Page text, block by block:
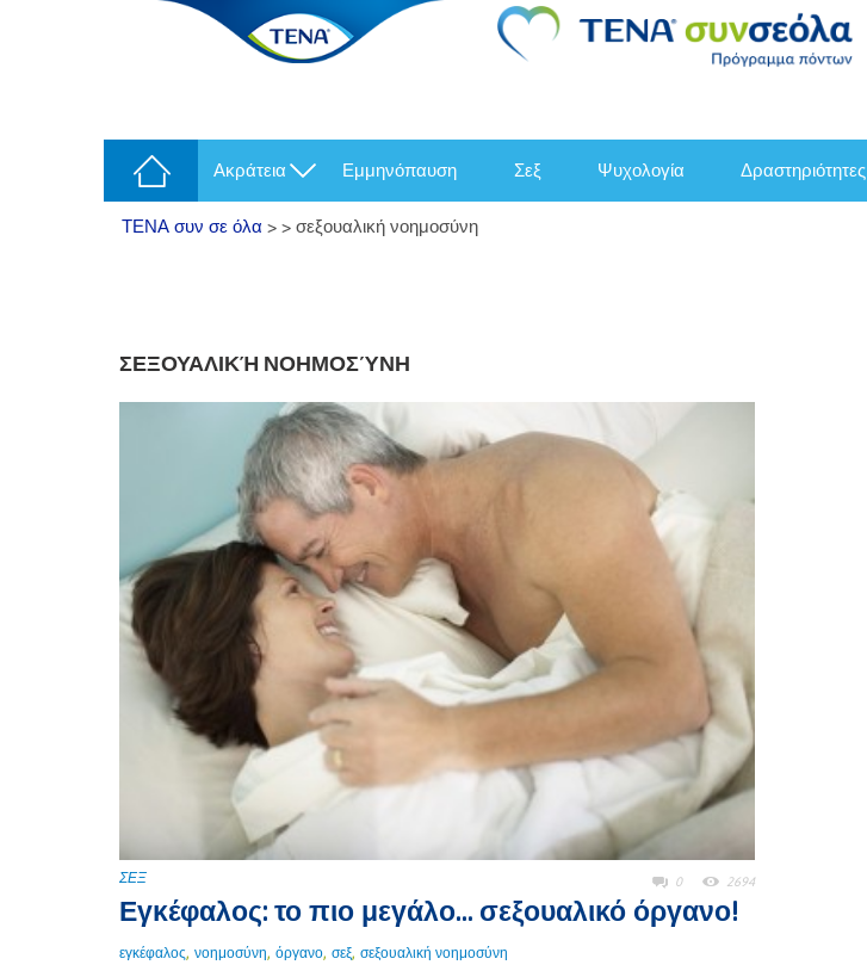
ακράτεια εμμηνόπαυση σεξ ψυχολογία δραστηριότητες
ΤΕΝΑ συν σε όλα > > σεξουαλική νοημοσύνη
ΣΕΞΟΥΑΛΙΚΉ ΝΟΗΜΟΣΎΝΗ
ΣΕΞ 0 2694
Εγκέφαλος: το πιο μεγάλο… σεξουαλικό όργανο!
εγκέφαλος, νοημοσύνη, όργανο, σεξ, σεξουαλική νοημοσύνη